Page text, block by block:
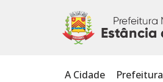
A Cidade Prefeitura